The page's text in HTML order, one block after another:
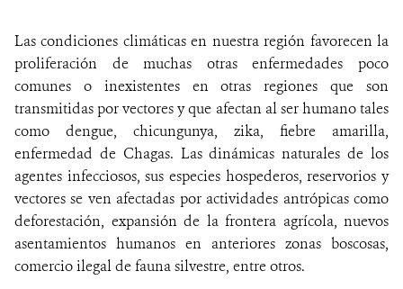
Las condiciones climáticas en nuestra región favorecen la
proliferación de muchas otras enfermedades poco
comunes o inexistentes en otras regiones que son
transmitidas por vectores y que afectan al ser humano tales
como dengue, chicungunya, zika, fiebre amarilla,
enfermedad de Chagas. Las dinámicas naturales de los
agentes infecciosos, sus especies hospederos, reservorios y
vectores se ven afectadas por actividades antrópicas como
deforestación, expansión de la frontera agrícola, nuevos
asentamientos humanos en anteriores zonas boscosas,
comercio ilegal de fauna silvestre, entre otros.